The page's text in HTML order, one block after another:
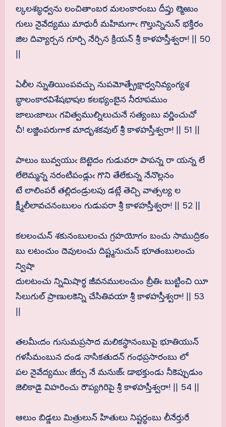
ల్కలశబ్ధధ్వను లంచితాంబర మలంకారంబు దీప్తు ల్మెఱుం
గులు నైవేద్యము మాధురీ మహిమగాఁ గొల్తున్నినున్ భక్తిరం
జిల దివ్యార్చన గూర్చి నేర్చిన క్రియన్ శ్రీ కాళహస్తీశ్వరా! || 50
ఏలీల న్నుతియింపవచ్చు నుపమోత్ప్రేక్షాధ్వనివ్యంగ్యశ
బ్ధాలంకారవిశేషభాషల కలభ్యంబైన నీరూపముం
జాలుఁజాలుఁ గవిత్వముల్నిలుచునే సత్యంబు వర్ణించుచో
చీ! లజ్జింపరుగాక మాదృశకవుల్ శ్రీ కాళహస్తీశ్వరా! || 51 ||
పాలుం బువ్వయుఁ బెట్టెదం గుడువరా పాపన్న రా యన్న లే
లేలెమ్మన్న నరంటిపండ్లుఁ గొని తేలేకున్న నేనొల్లనం
టే లాలింపరే తల్లిదండ్రులపు డట్లే తెచ్చి వాత్సల్య ల
క్ష్మీలీలావచనంబులం గుడుపరా శ్రీ కాళహస్తీశ్వరా! || 52 ||
కలలంచున్ శకునంబులంచు గ్రహయోగం బంచు సాముద్రికం
బు లటంచుం దెవులంచు దిష్ట్మనుచున్ భూతంబులంచు
న్విషా
దులటంచు న్నిమిషార్ధ జీవనములంచుం బ్రీతిఁ బుట్టించి యీ
సిలుగుల్ ప్రాణులకెన్ని చేసితివయా శ్రీ కాళహస్తీశ్వరా! || 53
తలమీఁదం గుసుమప్రసాద మలికస్థానంబుపై భూతియున్
గళసీమంబున దండ నాసికతుదన్ గంధప్రసారంబు లో
పల నైవేద్యముఁ జేర్చు నే మనుజ్ఁ డాభక్తుండు నీకెప్పుడుం
జెలికాడై విహరించు రౌప్యగిరిపై శ్రీ కాళహస్తీశ్వరా! || 54 ||
ఆలుం బిడ్డలు మిత్రులున్ హితులు నిష్టర్ధంబు లీనేర్తురే